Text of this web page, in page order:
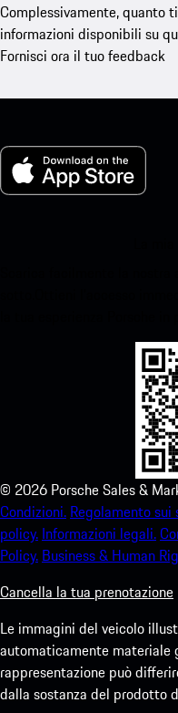
Complessivamente, quanto
informazioni disponibili su
Fornisci ora il tuo feedback
© 2026 Porsche Sales &
Condizioni. Regolamento
policy. Informazioni legali.
Policy. Business & Human
Cancella la tua prenotazione
Le immagini del veicolo
automaticamente materiale
rappresentazione può
dalla sostanza del prodotto